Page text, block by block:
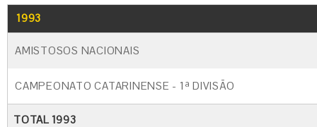
1993
AMISTOSOS NACIONAIS
CAMPEONATO CATARINENSE - 1ª DIVISÃO
TOTAL 1993